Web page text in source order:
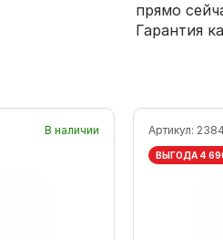
прямо
Гарантия
В наличии Артикул:
ВЫГОДА 4